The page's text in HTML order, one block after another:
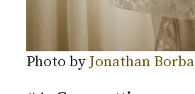
Photo byJonathan Borba